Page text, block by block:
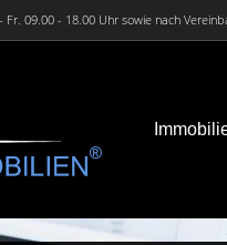
Fr. 09.00 - 18.00 Uhr sowie nach